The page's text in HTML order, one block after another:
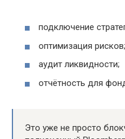
подключение
оптимизация рисков;
аудит ликвидности;
отчётность для
Это уже не просто